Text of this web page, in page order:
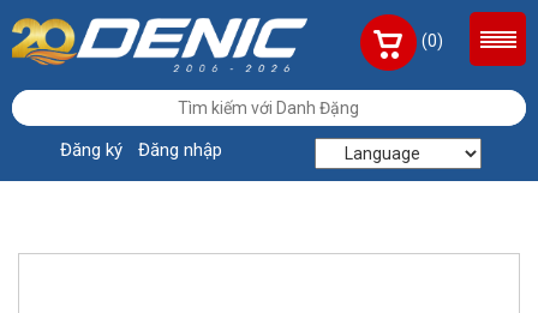
(0)
Đăng ký Đăng nhập